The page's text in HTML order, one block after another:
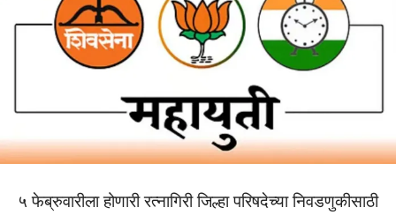
५ फेब्रुवारीला होणारी रत्नागिरी जिल्हा परिषदेच्या निवडणुकीसाठी